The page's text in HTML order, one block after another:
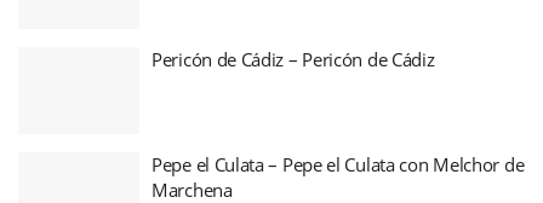
Pericón de Cádiz – Pericón de Cádiz
Pepe el Culata – Pepe el Culata con Melchor de
Marchena